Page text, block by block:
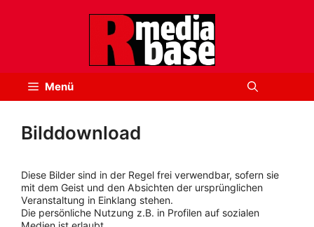
Menü
Bilddownload
Diese Bilder sind in der Regel frei verwendbar, sofern sie
mit dem Geist und den Absichten der ursprünglichen
Veranstaltung in Einklang stehen.
Die persönliche Nutzung z.B. in Profilen auf sozialen